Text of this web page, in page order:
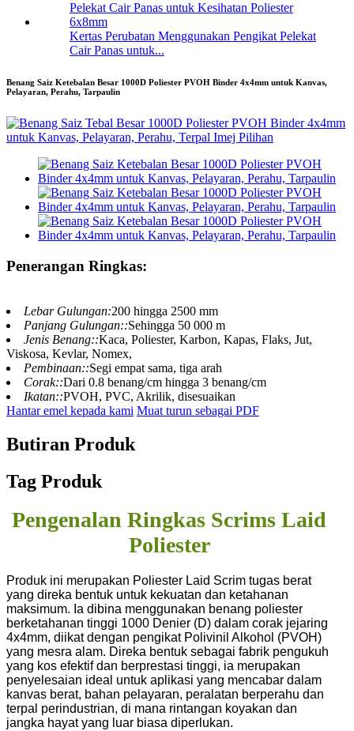
Kertas Perubatan Menggunakan Pengikat Pelekat
Cair Panas untuk...
Benang Saiz Ketebalan Besar 1000D Poliester PVOH Binder 4x4mm untuk Kanvas,
Pelayaran, Perahu, Tarpaulin
Penerangan Ringkas:
Lebar Gulungan:200 hingga 2500 mm
Panjang Gulungan::Sehingga 50 000 m
Jenis Benang::Kaca, Poliester, Karbon, Kapas, Flaks, Jut,
Viskosa, Kevlar, Nomex,
Pembinaan::Segi empat sama, tiga arah
Corak::Dari 0.8 benang/cm hingga 3 benang/cm
Ikatan::PVOH, PVC, Akrilik, disesuaikan
Hantar emel kepada kami Muat turun sebagai PDF
Butiran Produk
Tag Produk
Pengenalan Ringkas Scrims Laid
Poliester
Produk ini merupakan Poliester Laid Scrim tugas berat
yang direka bentuk untuk kekuatan dan ketahanan
maksimum. Ia dibina menggunakan benang poliester
berketahanan tinggi 1000 Denier (D) dalam corak jejaring
4x4mm, diikat dengan pengikat Polivinil Alkohol (PVOH)
yang mesra alam. Direka bentuk sebagai fabrik pengukuh
yang kos efektif dan berprestasi tinggi, ia merupakan
penyelesaian ideal untuk aplikasi yang mencabar dalam
kanvas berat, bahan pelayaran, peralatan berperahu dan
terpal perindustrian, di mana rintangan koyakan dan
jangka hayat yang luar biasa diperlukan.